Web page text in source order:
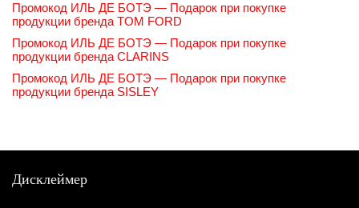
Промокод ИЛЬ ДЕ БОТЭ — Подарок при покупке
продукции бренда TOM FORD
Промокод ИЛЬ ДЕ БОТЭ — Подарок при покупке
продукции бренда CLARINS
Промокод ИЛЬ ДЕ БОТЭ — Подарок при покупке
продукции бренда SISLEY
Дисклеймер